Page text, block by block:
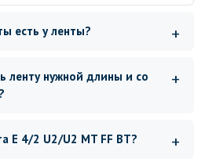
есть у ленты?
ленту нужной длины и со
E 4/2 U2/U2 MT FF BT?